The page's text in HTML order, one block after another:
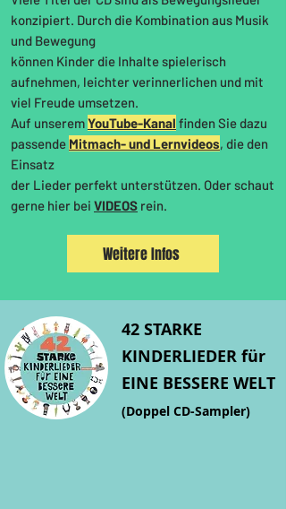
konzipiert. Durch die Kombination aus Musik
und Bewegung
können Kinder die Inhalte spielerisch
aufnehmen, leichter verinnerlichen und mit
viel Freude umsetzen.
Auf unseremYouTube-Kanal finden Sie dazu
passende Mitmach- und Lernvideos, die den
Einsatz
der Lieder perfekt unterstützen. Oder schaut
gerne hier bei VIDEOS rein.
Weitere Infos
42 STARKE
KINDERLIEDER für
EINE BESSERE WELT
(Doppel CD-Sampler)